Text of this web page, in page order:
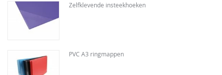
Zelfklevende insteekhoeken
PVC A3 ringmappen